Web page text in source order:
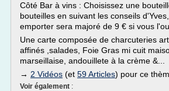
Côté Bar à vins : Choisissez une
bouteilles en suivant les conseils
emporter sera majoré de 9 € si vous
Une carte composée de charcuteries
affinés ,salades, Foie Gras mi cuit
marseillaise, andouillete à la crème &...
→ 2 Vidéos (et 59 Articles) pour ce
Voir également :